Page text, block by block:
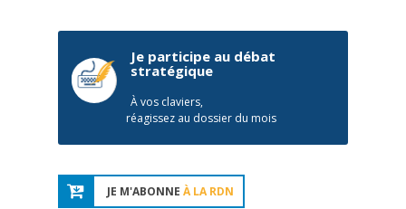
Je participe au débat
stratégique
À vos claviers,
réagissez au dossier du mois
JE M'ABONNE À LA RDN